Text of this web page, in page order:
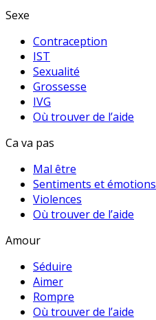
Sexe
Contraception
IST
Sexualité
Grossesse
IVG
Où trouver de l’aide
Ca va pas
Mal être
Sentiments et émotions
Violences
Où trouver de l’aide
Amour
Séduire
Aimer
Rompre
Où trouver de l’aide